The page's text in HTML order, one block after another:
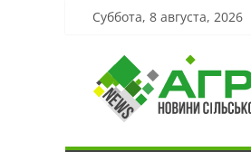
Суббота, 8 августа, 2026